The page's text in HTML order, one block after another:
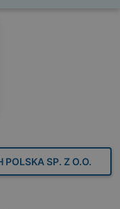
SP. Z O.O.